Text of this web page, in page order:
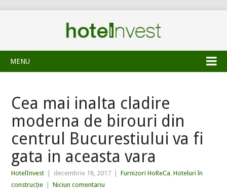
MENU
Cea mai inalta cladire
moderna de birouri din
centrul Bucurestiului va fi
gata in aceasta vara
HotelInvest decembrie 18, 2017 Furnizori HoReCa,Hoteluri în
construcție
Niciun comentariu